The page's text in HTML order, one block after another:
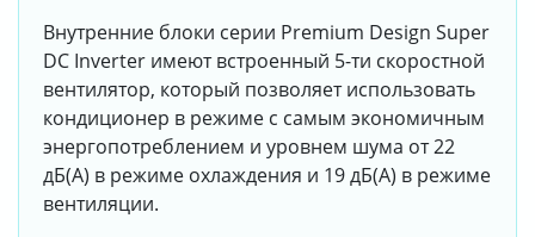
Внутренние блоки серии Premium Design Super
DC Inverter имеют встроенный 5-ти скоростной
вентилятор, который позволяет использовать
кондиционер в режиме с самым экономичным
энергопотреблением и уровнем шума от 22
дБ(A) в режиме охлаждения и 19 дБ(A) в режиме
вентиляции.